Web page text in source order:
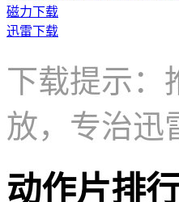
磁力下载
迅雷下载
下载提示：
放，专治迅
动作片排